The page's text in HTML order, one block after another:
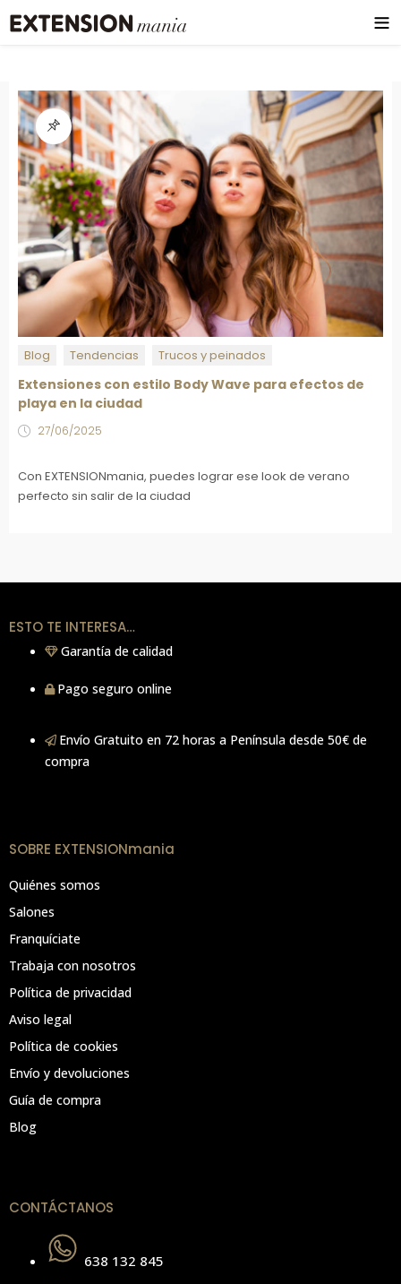
Blog Tendencias Trucos y peinados
Extensiones con estilo Body Wave para efectos de
playa en la ciudad
27/06/2025
Con EXTENSIONmania, puedes lograr ese look de verano
perfecto sin salir de la ciudad
ESTO TE INTERESA…
Garantía de calidad
Pago seguro online
Envío Gratuito en 72 horas a Península desde 50€ de
compra
SOBRE EXTENSIONmania
Quiénes somos
Salones
Franquíciate
Trabaja con nosotros
Política de privacidad
Aviso legal
Política de cookies
Envío y devoluciones
Guía de compra
Blog
CONTÁCTANOS
638 132 845